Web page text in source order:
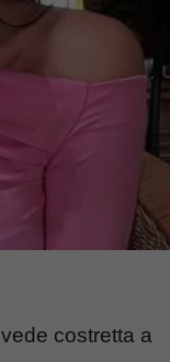
costretta a